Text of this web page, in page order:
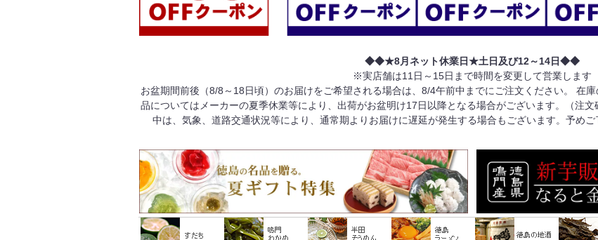
◆◆★8月ネット休業日★土日及び12～14日◆◆
※実店舗は11日～15日まで時間を変更して営業します
お盆期間前後（8/8～18日頃）のお届けをご希望される場合は、8/4午前中までにご注文ください。 在
品についてはメーカーの夏季休業等により、出荷がお盆明け17日以降となる場合がございます。（注
中は、気象、道路交通状況等により、通常期よりお届けに遅延が発生する場合もございます。予めご